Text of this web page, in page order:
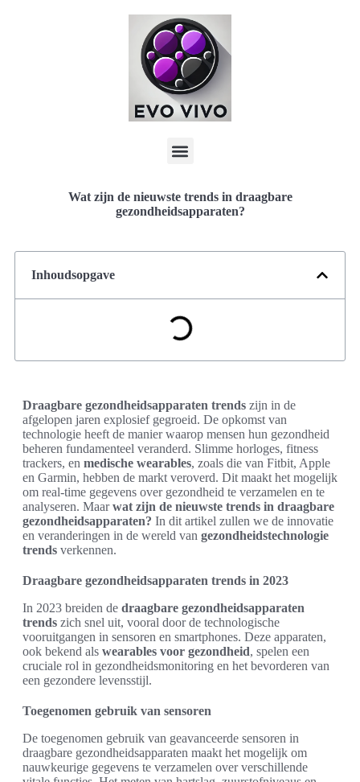
Wat zijn de nieuwste trends in draagbare
gezondheidsapparaten?
Inhoudsopgave
Draagbare gezondheidsapparaten trends zijn in de
afgelopen jaren explosief gegroeid. De opkomst van
technologie heeft de manier waarop mensen hun gezondheid
beheren fundamenteel veranderd. Slimme horloges, fitness
trackers, en medische wearables, zoals die van Fitbit, Apple
en Garmin, hebben de markt veroverd. Dit maakt het mogelijk
om real-time gegevens over gezondheid te verzamelen en te
analyseren. Maarwat zijn de nieuwste trends in draagbare
gezondheidsapparaten? In dit artikel zullen we de innovatie
en veranderingen in de wereld van gezondheidstechnologie
trends verkennen.
Draagbare gezondheidsapparaten trends in 2023
In 2023 breiden de draagbare gezondheidsapparaten
trends zich snel uit, vooral door de technologische
vooruitgangen in sensoren en smartphones. Deze apparaten,
ook bekend als wearables voor gezondheid, spelen een
cruciale rol in gezondheidsmonitoring en het bevorderen van
een gezondere levensstijl.
Toegenomen gebruik van sensoren
De toegenomen gebruik van geavanceerde sensoren in
draagbare gezondheidsapparaten maakt het mogelijk om
nauwkeurige gegevens te verzamelen over verschillende